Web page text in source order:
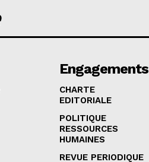
Engagements
CHARTE
EDITORIALE
POLITIQUE
RESSOURCES
HUMAINES
REVUE PERIODIQUE